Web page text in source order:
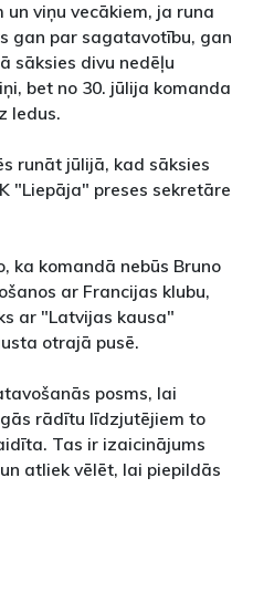
viņu vecākiem, ja runa
gan par sagatavotību, gan
sāksies divu nedēļu
bet no 30. jūlija komanda
ledus.
runāt jūlijā, kad sāksies
"Liepāja" preses sekretāre
ka komandā nebūs Bruno
ar Francijas klubu,
ar "Latvijas kausa"
otrajā pusē.
posms, lai
rādītu līdzjutējiem to
Tas ir izaicinājums
atliek vēlēt, lai piepildās